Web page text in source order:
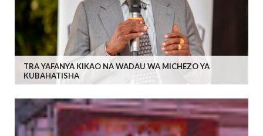
TRA YAFANYA KIKAO NA WADAU WA MICHEZO YA
KUBAHATISHA